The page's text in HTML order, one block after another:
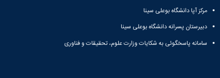
مرکز
پایان
نامه
مرکز آپا دانشگاه بوعلی سینا
دبیرستان پسرانه دانشگاه بوعلی سینا
سامانه پاسخگوئی به شکایات وزارت علوم، تحقیقات و فناوری